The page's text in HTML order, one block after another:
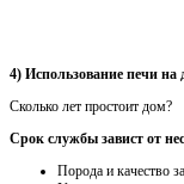
4) Использование печи на
Сколько лет простоит дом?
Срок службы завист от
Порода и качество